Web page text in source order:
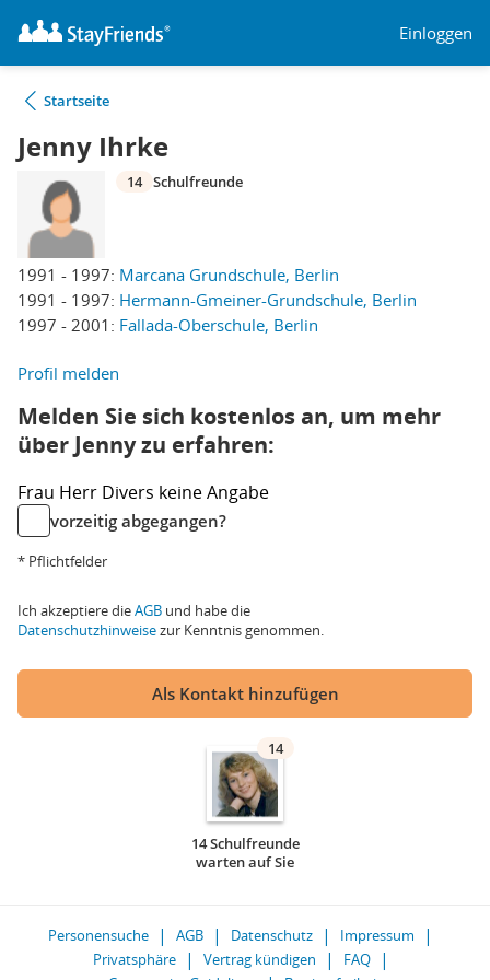
Einloggen
Startseite
Jenny Ihrke
1991 - 1997: Marcana Grundschule, Berlin
1991 - 1997: Hermann-Gmeiner-Grundschule, Berlin
1997 - 2001: Fallada-Oberschule, Berlin
14 Schulfreunde
Profil melden
Melden Sie sich kostenlos an, um mehr
über Jenny zu erfahren:
Frau Herr Divers keine Angabe
vorzeitig abgegangen?
* Pflichtfelder
Ich akzeptiere dieAGB und habe die
Datenschutzhinweisezur Kenntnis genommen.
Als Kontakt hinzufügen
14
14 Schulfreunde
warten auf Sie
Personensuche AGB Datenschutz
Impressum
Privatsphäre
Vertrag kündigen
FAQ